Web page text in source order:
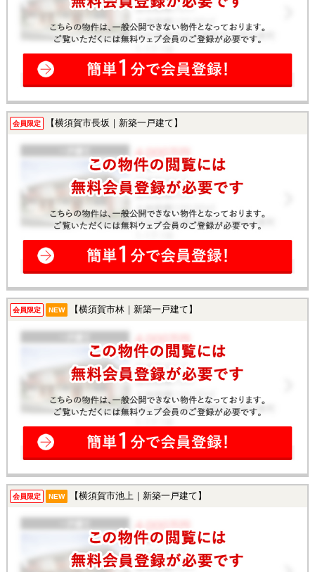
会員限定 【横須賀市長坂｜新築一戸建て】
会員限定 NEW 【横須賀市林｜新築一戸建て】
会員限定 NEW 【横須賀市池上｜新築一戸建て】